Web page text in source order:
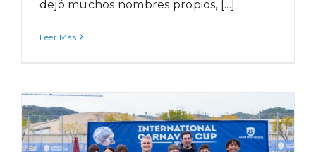
dejó muchos nombres propios, [...]
Leer Más